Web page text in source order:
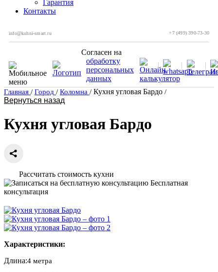
Гарантия
Контакты
info@kuhni-smart.ru +7 (499) 390-73-30
Согласен на
обработку
персональных
данных
Главная / Город / Коломна / Кухня угловая Бардо /
Вернуться назад
Кухня угловая Бардо
Рассчитать стоимость кухни
Бесплатная
консультация
Характеристики:
Длина:4 метра